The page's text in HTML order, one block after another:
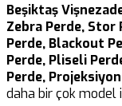
Beşiktaş
Zebra Perde, Stor
Perde, Blackout
Perde, Pliseli
Perde,
daha bir çok